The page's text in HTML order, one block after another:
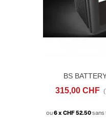
BS
315,00 CHF
ou6 x CHF 52.50sans